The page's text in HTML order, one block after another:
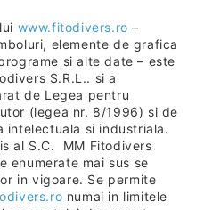
www.fitodivers.ro –
elemente de grafica
si alte date – este
S.R.L.. si a
de Legea pentru
(legea nr. 8/1996) si de
si industriala.
al S.C. MM Fitodivers
enumerate mai sus se
in vigoare. Se permite
numai in limitele